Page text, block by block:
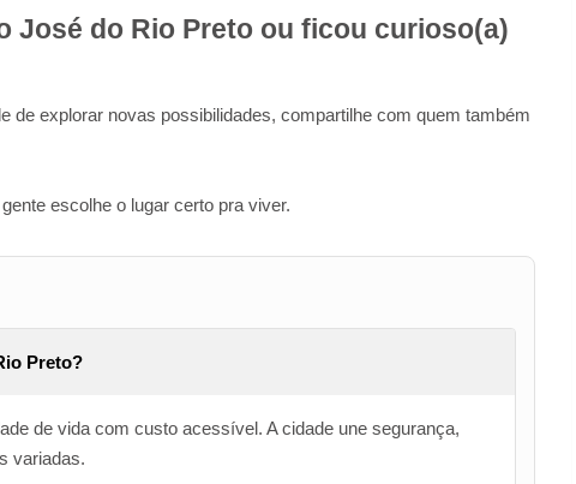
José do Rio Preto ou ficou curioso(a)
de explorar novas possibilidades, compartilhe com quem também
escolhe o lugar certo pra viver.
Preto?
de vida com custo acessível. A cidade une segurança,
variadas.